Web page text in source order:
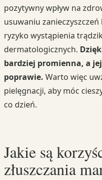
pozytywny wpływ na
usuwaniu
ryzyko wystąpienia
dermatologicznych.
bardziej promienna, a
poprawie. Warto więc
pielęgnacji, aby móc
co dzień.
Jakie są
złuszczania